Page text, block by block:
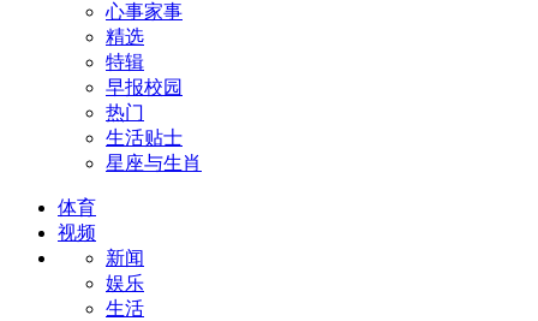
心事家事
精选
特辑
早报校园
热门
生活贴士
星座与生肖
体育
视频
新闻
娱乐
生活